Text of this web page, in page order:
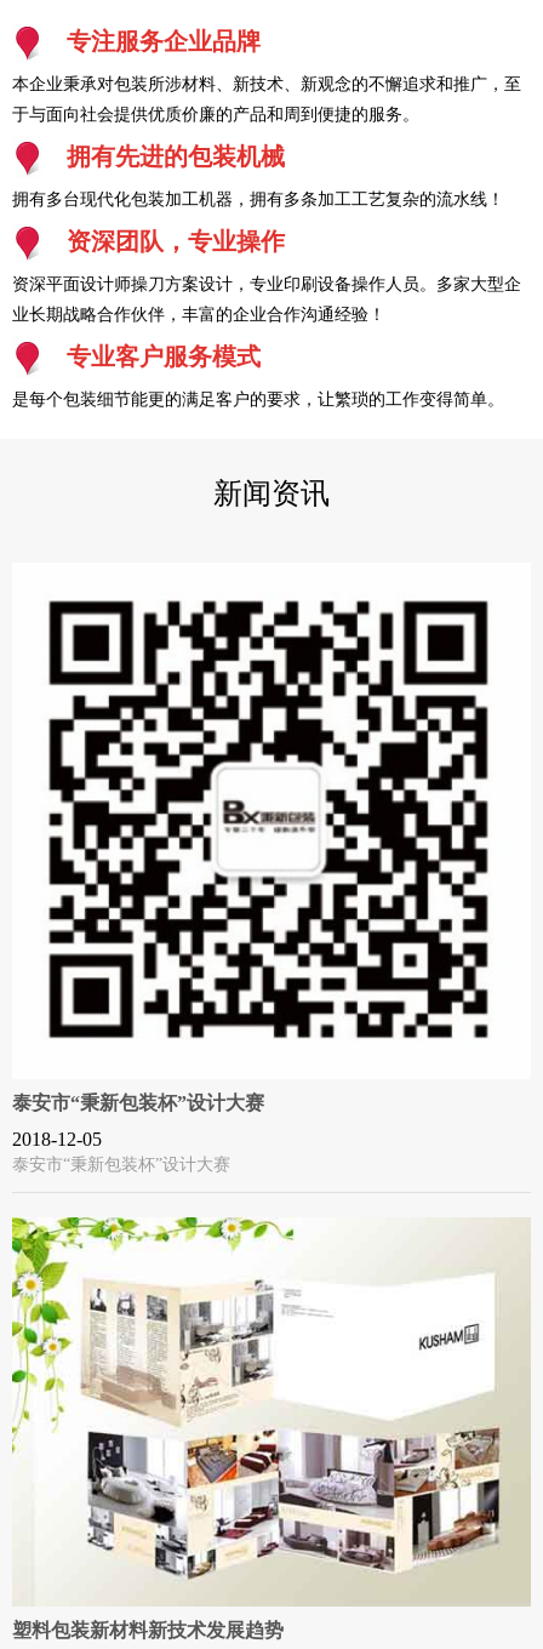
专注服务企业品牌
本企业秉承对包装所涉材料、新技术、新观念的不懈追求和推广，至
于与面向社会提供优质价廉的产品和周到便捷的服务。
拥有先进的包装机械
拥有多台现代化包装加工机器，拥有多条加工工艺复杂的流水线！
资深团队，专业操作
资深平面设计师操刀方案设计，专业印刷设备操作人员。多家大型企
业长期战略合作伙伴，丰富的企业合作沟通经验！
专业客户服务模式
是每个包装细节能更的满足客户的要求，让繁琐的工作变得简单。
新闻资讯
泰安市“秉新包装杯”设计大赛
2018-12-05
泰安市“秉新包装杯”设计大赛
塑料包装新材料新技术发展趋势